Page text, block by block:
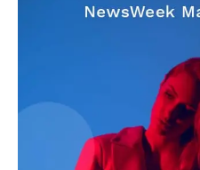
AIN NEWS 1
Contact Us
Privacy Policy